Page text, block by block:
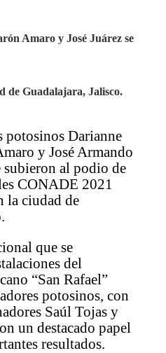
Amaro y José Juárez se
de Guadalajara, Jalisco.
potosinos Darianne
y José Armando
subieron al podio de
CONADE 2021
la ciudad de
que se
del
“San Rafael”
potosinos, con
Saúl Tojas y
un destacado papel
resultados.